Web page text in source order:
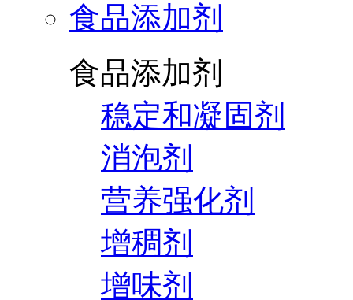
食品添加剂
食品添加剂
稳定和凝固剂
消泡剂
营养强化剂
增稠剂
增味剂